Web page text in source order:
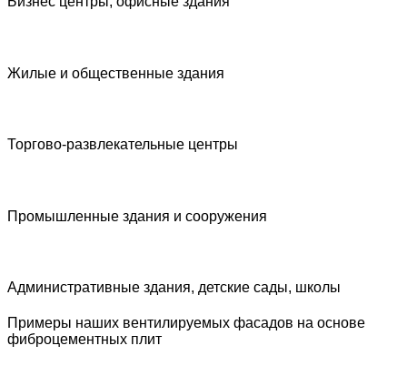
Жилые и общественные здания
Торгово-развлекательные центры
Промышленные здания и сооружения
Административные здания, детские сады, школы
Примеры наших вентилируемых фасадов на основе
фиброцементных плит